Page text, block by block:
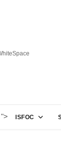
"> ISFOC